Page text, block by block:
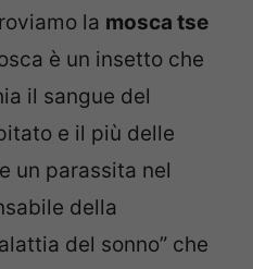
la mosca tse
è un insetto che
il sangue del
e il più delle
un parassita nel
della
del sonno” che